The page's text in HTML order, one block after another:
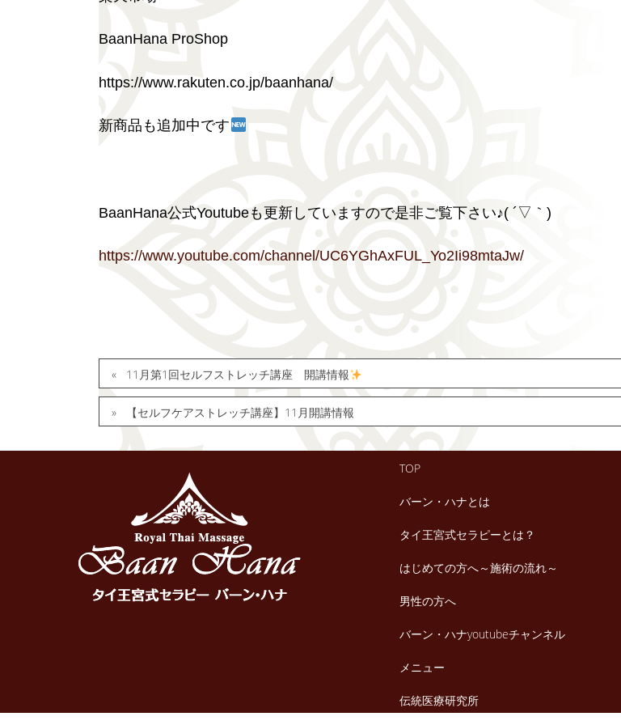
BaanHana ProShop
https://www.rakuten.co.jp/baanhana/
新商品も追加中です
BaanHana公式Youtubeも更新していますので是非ご覧下さい♪( ´▽｀)
https://www.youtube.com/channel/UC6YGhAxFUL_Yo2Ii98mtaJw/
11月第1回セルフストレッチ講座 開講情報
【セルフケアストレッチ講座】11月開講情報
TOP
バーン・ハナとは
タイ王宮式セラピーとは？
はじめての方へ～施術の流れ～
男性の方へ
バーン・ハナyoutubeチャンネル
メニュー
伝統医療研究所